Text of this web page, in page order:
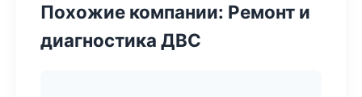
Похожие компании: Ремонт и
диагностика ДВС